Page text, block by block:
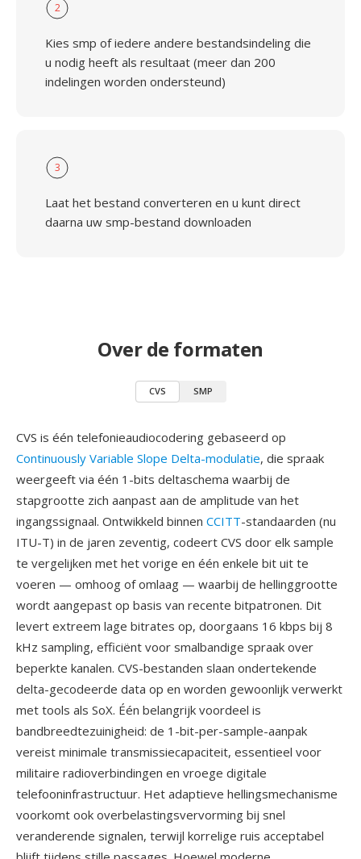
2
Kies smp of iedere andere bestandsindeling die
u nodig heeft als resultaat (meer dan 200
indelingen worden ondersteund)
3
Laat het bestand converteren en u kunt direct
daarna uw smp-bestand downloaden
Over de formaten
CVS SMP
CVS is één telefonieaudiocodering gebaseerd op
Continuously Variable Slope Delta-modulatie, die spraak
weergeeft via één 1-bits deltaschema waarbij de
stapgrootte zich aanpast aan de amplitude van het
ingangssignaal. Ontwikkeld binnen CCITT-standaarden (nu
ITU-T) in de jaren zeventig, codeert CVS door elk sample
te vergelijken met het vorige en één enkele bit uit te
voeren — omhoog of omlaag — waarbij de hellinggrootte
wordt aangepast op basis van recente bitpatronen. Dit
levert extreem lage bitrates op, doorgaans 16 kbps bij 8
kHz sampling, efficiënt voor smalbandige spraak over
beperkte kanalen. CVS-bestanden slaan ondertekende
delta-gecodeerde data op en worden gewoonlijk verwerkt
met tools als SoX. Één belangrijk voordeel is
bandbreedtezuinigheid: de 1-bit-per-sample-aanpak
vereist minimale transmissiecapaciteit, essentieel voor
militaire radioverbindingen en vroege digitale
telefooninfrastructuur. Het adaptieve hellingsmechanisme
voorkomt ook overbelastingsvervorming bij snel
veranderende signalen, terwijl korrelige ruis acceptabel